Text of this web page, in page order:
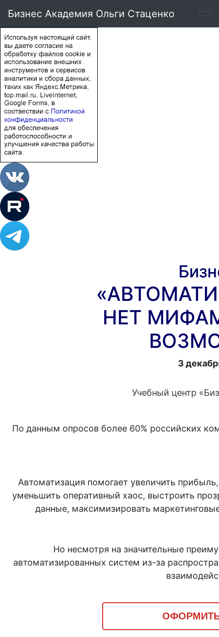
Бизнес Академия Ольги Стаценко
НЕТ
3
Учебный центр
По данным опросов более 60% российских
Автоматизация помогает увеличить
уменьшить оперативный хаос, выстроить
данные, максимизировать
Но несмотря на значительные
автоматизированных систем из-за